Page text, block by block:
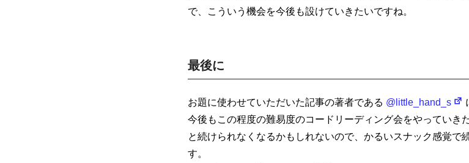
で、こういう機会を今後も設けていきたいですね。
最後に
お題に使わせていただいた記事の著者である @little_hand_s
今後もこの程度の難易度のコードリーディング会をやっていき
と続けられなくなるかもしれないので、かるいスナック感覚で
す。